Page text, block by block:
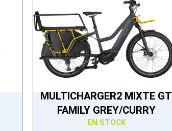
MULTICHARGER2 MIXTE GT
FAMILY GREY/CURRY
EN STOCK